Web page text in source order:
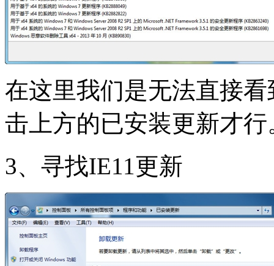
在这里我们是无法直接
击上方的已安装更新才行
3、寻找IE11更新